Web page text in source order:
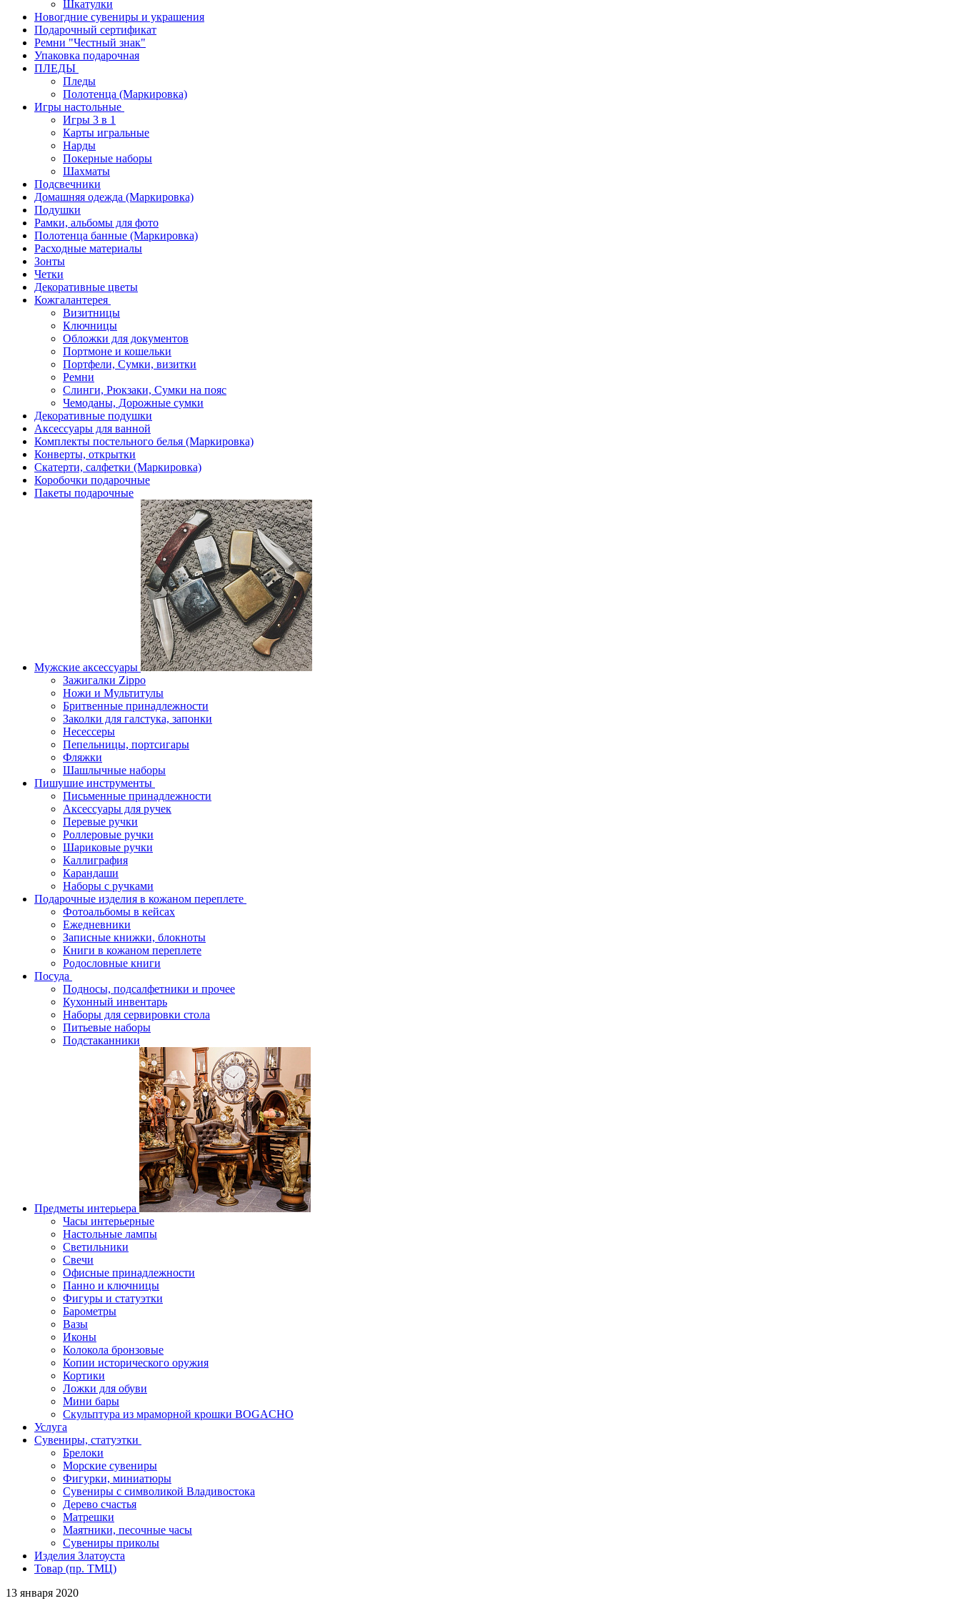
Шкатулки
Новогдние сувениры и украшения
Подарочный сертификат
Ремни "Честный знак"
Упаковка подарочная
ПЛЕДЫ
Пледы
Полотенца (Маркировка)
Игры настольные
Игры 3 в 1
Карты игральные
Нарды
Покерные наборы
Шахматы
Подсвечники
Домашняя одежда (Маркировка)
Подушки
Рамки, альбомы для фото
Полотенца банные (Маркировка)
Расходные материалы
Зонты
Четки
Декоративные цветы
Кожгалантерея
Визитницы
Ключницы
Обложки для документов
Портмоне и кошельки
Портфели, Сумки, визитки
Ремни
Слинги, Рюкзаки, Сумки на пояс
Чемоданы, Дорожные сумки
Декоративные подушки
Аксессуары для ванной
Комплекты постельного белья (Маркировка)
Конверты, открытки
Скатерти, салфетки (Маркировка)
Коробочки подарочные
Пакеты подарочные
Мужские аксессуары
Зажигалки Zippo
Ножи и Мультитулы
Бритвенные принадлежности
Заколки для галстука, запонки
Несессеры
Пепельницы, портсигары
Фляжки
Шашлычные наборы
Пишушие инструменты
Письменные принадлежности
Аксессуары для ручек
Перевые ручки
Роллеровые ручки
Шариковые ручки
Каллиграфия
Карандаши
Наборы с ручками
Подарочные изделия в кожаном переплете
Фотоальбомы в кейсах
Ежедневники
Записные книжки, блокноты
Книги в кожаном переплете
Родословные книги
Посуда
Подносы, подсалфетники и прочее
Кухонный инвентарь
Наборы для сервировки стола
Питьевые наборы
Подстаканники
Предметы интерьера
Часы интерьерные
Настольные лампы
Светильники
Свечи
Офисные принадлежности
Панно и ключницы
Фигуры и статуэтки
Барометры
Вазы
Иконы
Колокола бронзовые
Копии исторического оружия
Кортики
Ложки для обуви
Мини бары
Скульптура из мраморной крошки BOGACHO
Услуга
Сувениры, статуэтки
Брелоки
Морские сувениры
Фигурки, миниатюры
Сувениры с символикой Владивостока
Дерево счастья
Матрешки
Маятники, песочные часы
Сувениры приколы
Изделия Златоуста
Товар (пр. ТМЦ)
13 января 2020